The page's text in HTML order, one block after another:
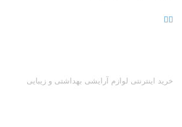
خرید اینترنتی لوازم آرایشی بهداشتی و زیبایی